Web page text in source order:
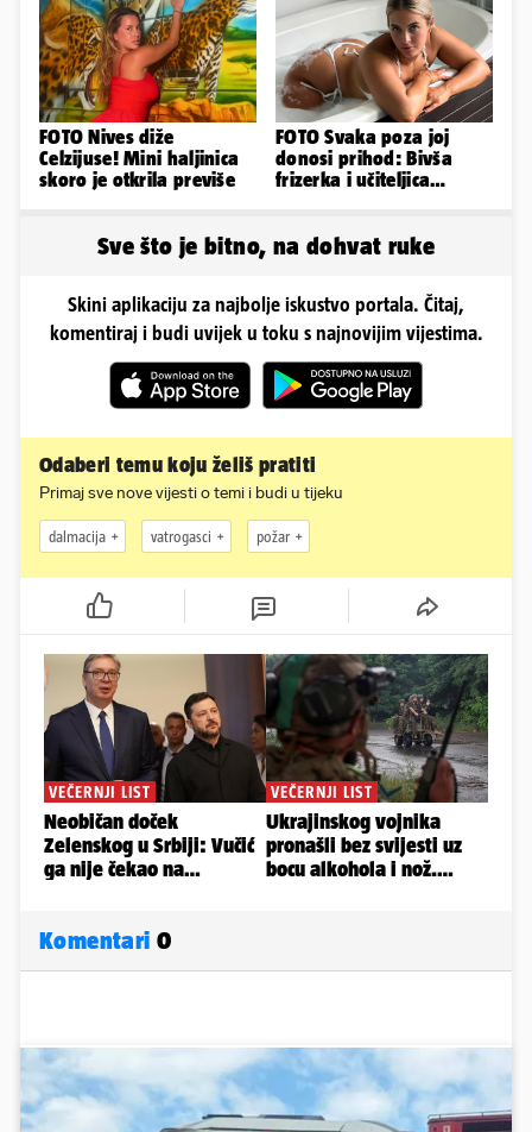
dobro'
FOTO Nives diže
Celzijuse! Mini haljinica
skoro je otkrila previše
FOTO Svaka poza joj
donosi prihod: Bivša
frizerka i učiteljica
Sve što je bitno, na dohvat ruke
Skini aplikaciju za najbolje iskustvo portala. Čitaj,
komentiraj i budi uvijek u toku s najnovijim vijestima.
Odaberi temu koju želiš pratiti
Primaj sve nove vijesti o temi i budi u tijeku
dalmacija vatrogasci požar
Komentari 0